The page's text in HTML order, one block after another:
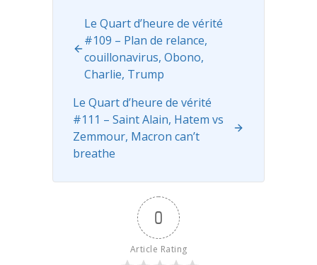
Laffont, était
l'invité
exceptionnel
Le Quart d’heure de vérité
#109 – Plan de relance,
couillonavirus, Obono,
Charlie, Trump
Le Quart d’heure de vérité
#111 – Saint Alain, Hatem vs
Zemmour, Macron can’t
breathe
0
Article Rating